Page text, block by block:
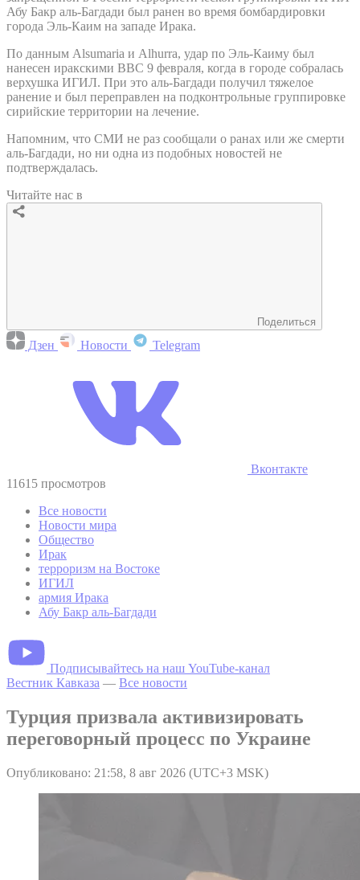
Абу Бакр аль-Багдади был ранен во время бомбардировки
города Эль-Каим на западе Ирака.
По данным Alsumaria и Alhurra, удар по Эль-Каиму был
нанесен иракскими ВВС 9 февраля, когда в городе собралась
верхушка ИГИЛ. При это аль-Багдади получил тяжелое
ранение и был переправлен на подконтрольные группировке
сирийские территории на лечение.
Напомним, что СМИ не раз сообщали о ранах или же смерти
аль-Багдади, но ни одна из подобных новостей не
подтверждалась.
Читайте нас в
Поделиться
Дзен Новости Telegram
Вконтакте
11615 просмотров
Все новости
Новости мира
Общество
Ирак
терроризм на Востоке
ИГИЛ
армия Ирака
Абу Бакр аль-Багдади
Подписывайтесь на наш YouTube-канал
Вестник Кавказа — Все новости
Турция призвала активизировать
переговорный процесс по Украине
Опубликовано: 21:58, 8 авг 2026 (UTC+3 MSK)